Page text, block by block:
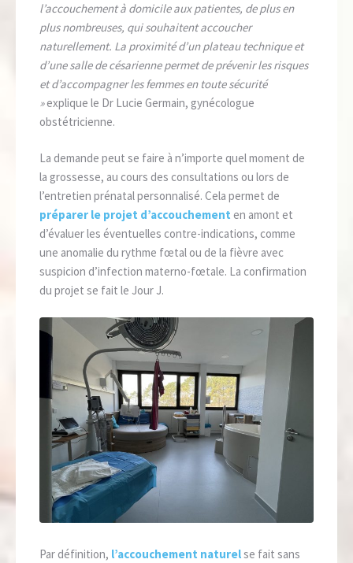
l’accouchement à domicile aux patientes, de plus en
plus nombreuses, qui souhaitent accoucher
naturellement. La proximité d’un plateau technique et
d’une salle de césarienne permet de prévenir les risques
et d’accompagner les femmes en toute sécurité
»explique le Dr Lucie Germain, gynécologue
obstétricienne.
La demande peut se faire à n’importe quel moment de
la grossesse, au cours des consultations ou lors de
l’entretien prénatal personnalisé. Cela permet de
préparer le projet d’accouchement en amont et
d’évaluer les éventuelles contre-indications, comme
une anomalie du rythme fœtal ou de la fièvre avec
suspicion d’infection materno-fœtale. La confirmation
du projet se fait le Jour J.
Par définition, l’accouchement naturelse fait sans